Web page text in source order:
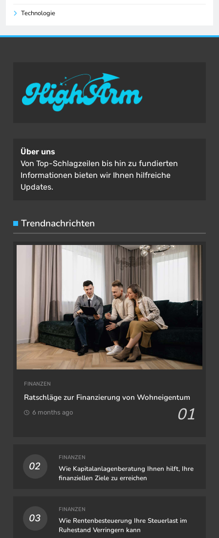
Technologie
Über uns
Von Top-Schlagzeilen bis hin zu fundierten
Informationen bieten wir Ihnen hilfreiche
Updates.
Trendnachrichten
FINANZEN
Ratschläge zur Finanzierung von Wohneigentum
01
6 months ago
02
FINANZEN
Wie Kapitalanlagenberatung Ihnen hilft, Ihre
finanziellen Ziele zu erreichen
03
FINANZEN
Wie Rentenbesteuerung Ihre Steuerlast im
Ruhestand Verringern kann